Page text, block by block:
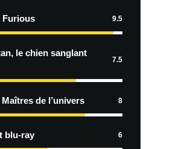
Furious 9.5
le chien sanglant
7.5
de l’univers 8
blu-ray 6